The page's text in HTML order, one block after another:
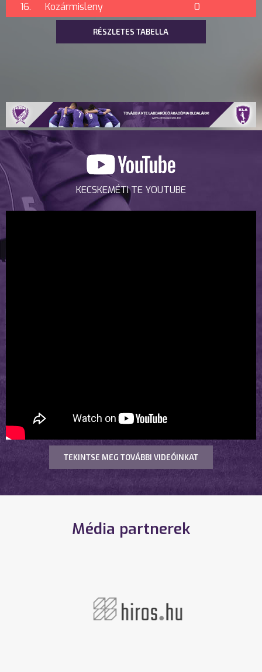
16.
Kozármisleny 0
RÉSZLETES TABELLA
KECSKEMÉTI TE YOUTUBE
TEKINTSE MEG TOVÁBBI VIDEÓINKAT
Média partnerek